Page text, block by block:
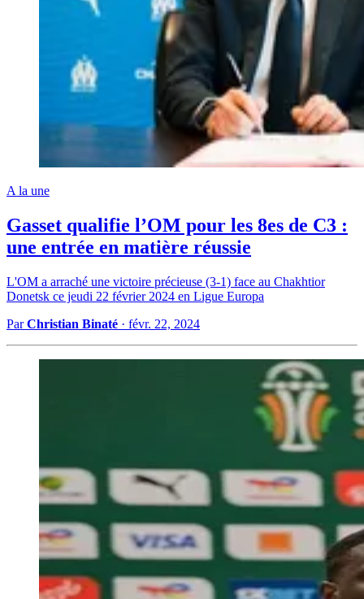
A la une
Gasset qualifie l’OM pour les 8es de C3 :
une entrée en matière réussie
L'OM a arraché une victoire précieuse (3-1) face au Chakhtior
Donetsk ce jeudi 22 février 2024 en Ligue Europa
ParChristian Binaté · févr. 22, 2024